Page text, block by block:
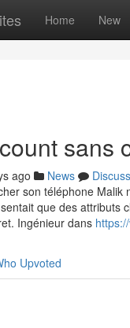
Home New
sans
ago News
Discuss
son téléphone Malik
que des attributs
Ingénieur dans
Upvoted